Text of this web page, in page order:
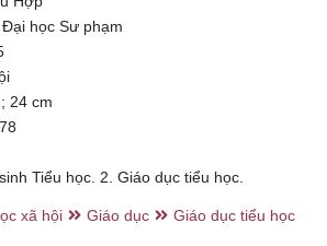
Đại học Sư phạm
24 cm
Tiểu học. 2. Giáo dục tiểu học.
xã hội Giáo dục Giáo dục tiểu học